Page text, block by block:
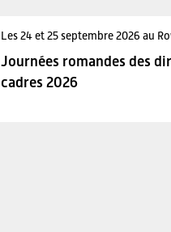
Les 24 et 25 septembre 2026 au
Journées romandes des
cadres 2026